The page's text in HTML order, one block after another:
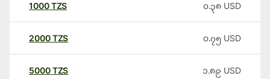
1000TZS ၀.၃၈ USD
2000TZS ၀.၇၅ USD
5000TZS ၁.၈၉ USD